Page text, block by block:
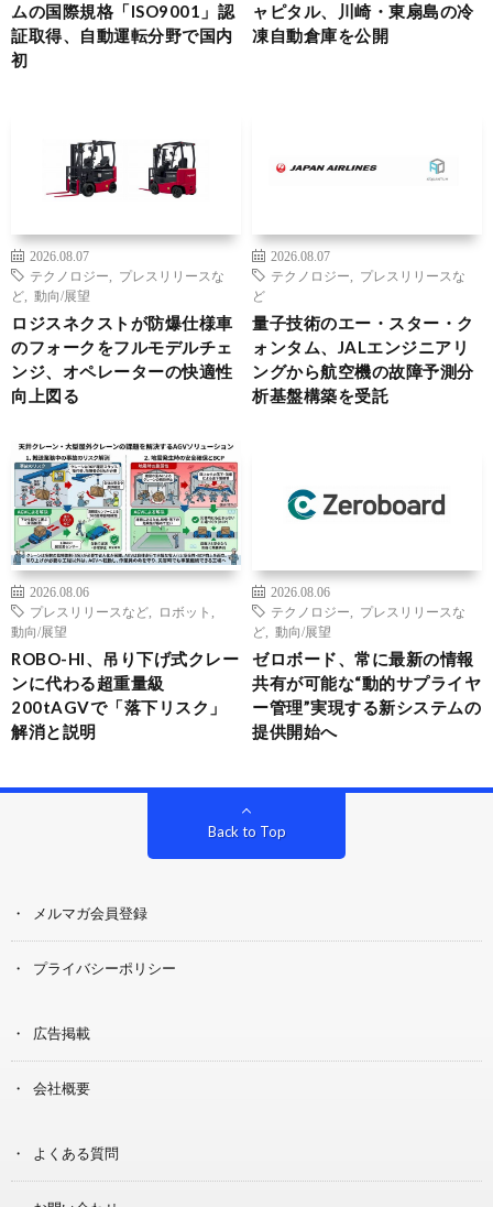
ムの国際規格「ISO9001」認
証取得、自動運転分野で国内
初
ャピタル、川崎・東扇島の冷
凍自動倉庫を公開
2026.08.07
テクノロジー
プレスリリースな
ど
動向/展望
ロジスネクストが防爆仕様車
のフォークをフルモデルチェ
ンジ、オペレーターの快適性
向上図る
2026.08.07
テクノロジー
プレスリリースな
ど
量子技術のエー・スター・ク
ォンタム、JALエンジニアリ
ングから航空機の故障予測分
析基盤構築を受託
2026.08.06
プレスリリースなど
ロボット
動向/展望
ROBO-HI、吊り下げ式クレー
ンに代わる超重量級
200tAGVで「落下リスク」
解消と説明
2026.08.06
テクノロジー
プレスリリースな
ど
動向/展望
ゼロボード、常に最新の情報
共有が可能な“動的サプライヤ
ー管理”実現する新システムの
提供開始へ
Back to Top
メルマガ会員登録
プライバシーポリシー
広告掲載
会社概要
よくある質問